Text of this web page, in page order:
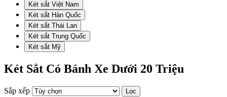
Két sắt Việt Nam
Két sắt Hàn Quốc
Két sắt Thái Lan
Két sắt Trung Quốc
Két sắt Mỹ
Két Sắt Có Bánh Xe Dưới 20 Triệu
Sắp xếp Lọc